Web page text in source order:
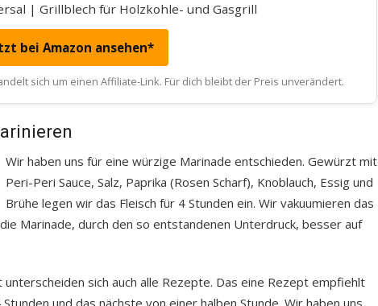
| Grillblech für Holzkohle- und Gasgrill
bei Amazon ansehen*
sich um einen Affiliate-Link. Für dich bleibt der Preis unverändert.
Wir haben uns für eine würzige Marinade entschieden. Gewürzt mit
Peri-Peri Sauce, Salz, Paprika (Rosen Scharf), Knoblauch, Essig und
Brühe legen wir das Fleisch für 4 Stunden ein. Wir vakuumieren das
Marinade, durch den so entstandenen Unterdruck, besser auf
sich auch alle Rezepte. Das eine Rezept empfiehlt
und das nächste von einer halben Stunde. Wir haben uns